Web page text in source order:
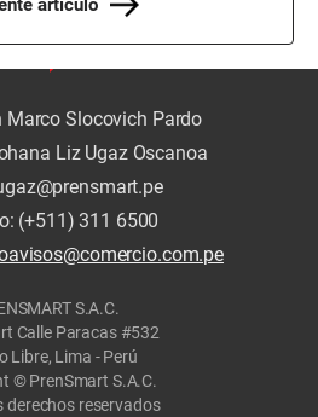
artículo
Marco Slocovich Pardo
Liz Ugaz Oscanoa
(+511) 311 6500
S.A.C.
Calle Paracas #532
Libre, Lima - Perú
© PrenSmart S.A.C.
derechos reservados